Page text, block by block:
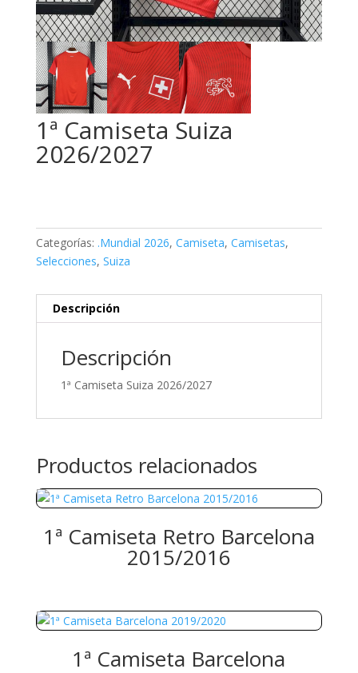
1ª Camiseta Suiza
2026/2027
Categorías: .Mundial 2026, Camiseta, Camisetas,
Selecciones, Suiza
Descripción
Descripción
1ª Camiseta Suiza 2026/2027
Productos relacionados
1ª Camiseta Retro Barcelona
2015/2016
1ª Camiseta Barcelona